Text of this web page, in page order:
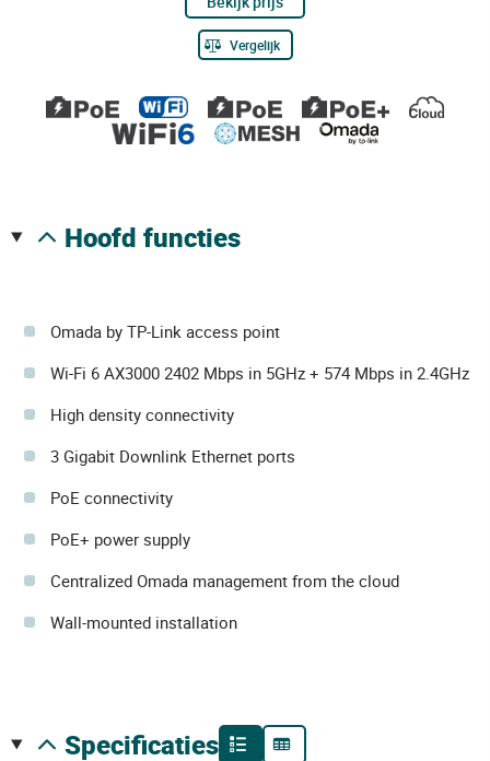
Vergelijk
hoofd functies
Omada by TP-Link access point
Wi-Fi 6 AX3000 2402 Mbps in 5GHz + 574 Mbps in 2.4GHz
High density connectivity
3 Gigabit Downlink Ethernet ports
PoE connectivity
PoE+ power supply
Centralized Omada management from the cloud
Wall-mounted installation
specificaties